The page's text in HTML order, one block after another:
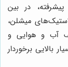
در بین
میشلن،
آب و هوایی و
بالایی برخوردار